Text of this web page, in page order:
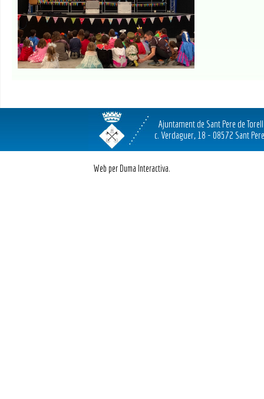
Ajuntament de Sant Pere de
c. Verdaguer, 18 - 08572 Sant
Web per Duma Interactiva.